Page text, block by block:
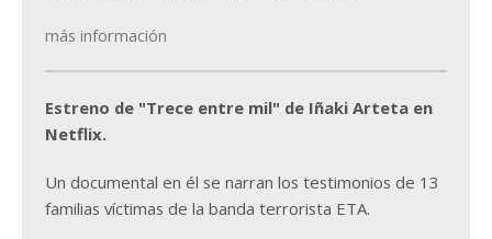
más información
Estreno de "Trece entre mil" de Iñaki Arteta en
Netflix.
Un documental en él se narran los testimonios de 13
familias víctimas de la banda terrorista ETA.